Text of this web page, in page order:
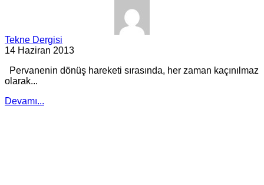
Tekne Dergisi
14 Haziran 2013
Pervanenin dönüş hareketi sırasında, her zaman kaçınılmaz
olarak...
Devamı...